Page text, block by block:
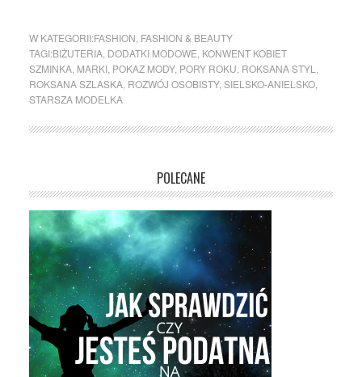
W KATEGORII:FASHION FASHION & BEAUTY
TAGI:BIŻUTERIA, DODATKI MODOWE KONWENT KOBIET
SZMINKA, MARKI, POKAZ MODY, PORY ROKU ROKSANA STYL
ROKSANA SZLASKA, ROZWÓJ OSOBISTY, SIELSKO-ANIELSKO,
STARSZA MODELKA
POLECANE